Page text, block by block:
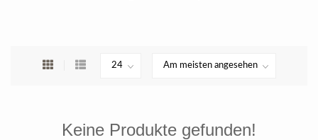
Keine Produkte gefunden!